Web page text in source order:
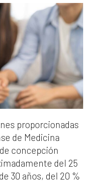
proporcionadas
de Medicina
concepción
del 25
30 años, del 20 %